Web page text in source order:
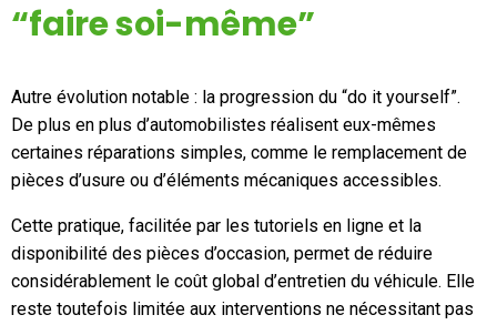
“faire soi-même”
Autre évolution notable : la progression du “do it yourself”.
De plus en plus d’automobilistes réalisent eux-mêmes
certaines réparations simples, comme le remplacement de
pièces d’usure ou d’éléments mécaniques accessibles.
Cette pratique, facilitée par les tutoriels en ligne et la
disponibilité des pièces d’occasion, permet de réduire
considérablement le coût global d’entretien du véhicule. Elle
reste toutefois limitée aux interventions ne nécessitant pas